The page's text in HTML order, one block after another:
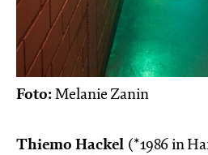
Foto: Melanie Zanin
Thiemo Hackel (*1986 in